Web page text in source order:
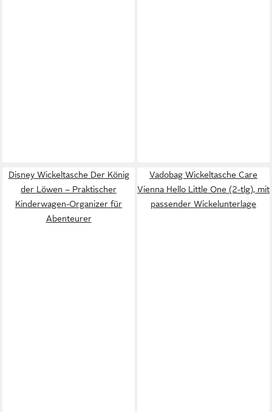
Disney Wickeltasche Der König
der Löwen – Praktischer
Kinderwagen-Organizer für
Abenteurer
Vadobag Wickeltasche Care
Vienna Hello Little One (2-tlg), mit
passender Wickelunterlage